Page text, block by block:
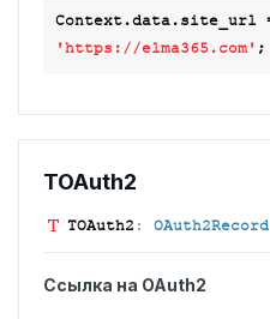
'https://elma365.com'
TOAuth2
TOAuth2 : OAuth2Record
Ссылка на OAuth2